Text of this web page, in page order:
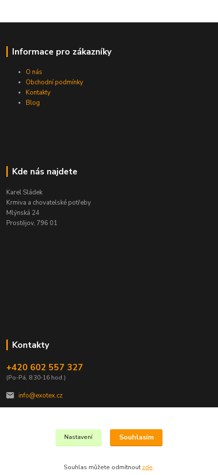
Informace pro zákazníky
O nás
Obchodní podmínky
Kontakty
Blog
Kde nás najdete
Karel Sládek
Krmiva a chovatelské potřeby
Mlýnská 24
Prostějov, 796 01
Kontakty
+420 602 557 327
(Po-Pá, 8:30-16 hod.)
info@exotex.cz
Copyright © 2023 EXOTEX.cz
Nastavení Souhlasím
Souhlas můžete odmítnout zde.